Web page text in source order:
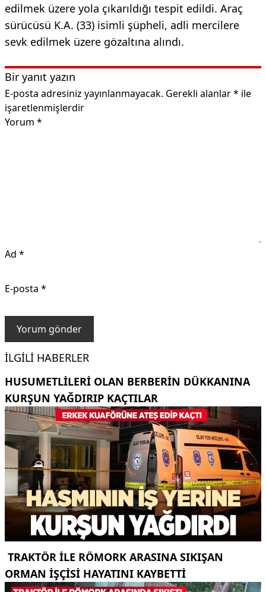
edilmek üzere yola çıkarıldığı tespit edildi. Araç
sürücüsü K.A. (33) isimli şüpheli, adli mercilere
sevk edilmek üzere gözaltına alındı.
Bir yanıt yazın
E-posta adresiniz yayınlanmayacak. Gerekli alanlar* ile
işaretlenmişlerdir
Yorum *
Ad *
E-posta *
İLGILI HABERLER
HUSUMETLILERI OLAN BERBERIN DÜKKANINA
KURŞUN YAĞDIRIP KAÇTILAR
TRAKTÖR ILE RÖMORK ARASINA SIKIŞAN
ORMAN IŞÇISI HAYATINI KAYBETTI